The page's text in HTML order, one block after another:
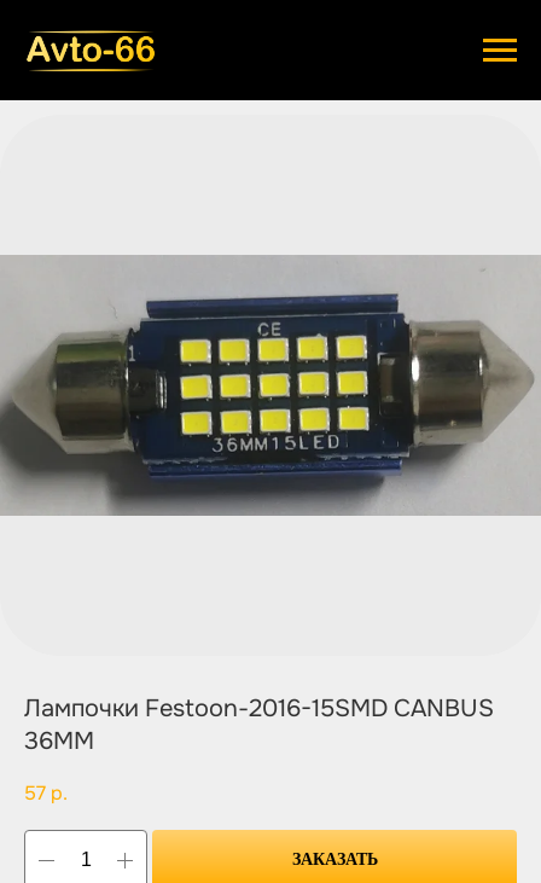
Лампочки Festoon-2016-15SMD CANBUS
36MM
57 р.
ЗАКАЗАТЬ